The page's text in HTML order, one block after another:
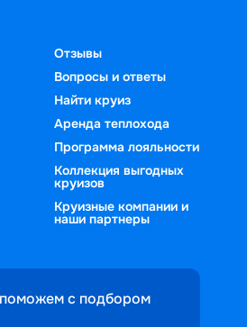
Отзывы
Вопросы и ответы
Найти круиз
Аренда теплохода
Программа лояльности
Коллекция выгодных
круизов
Круизные компании и
наши партнеры
с подбором